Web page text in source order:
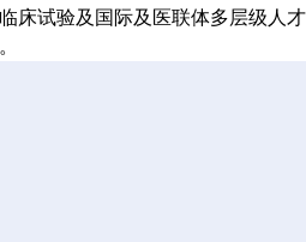
床试验及国际及医联体多层级人才